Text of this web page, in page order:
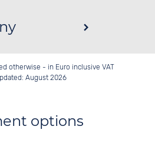
otherwise - in Euro inclusive VAT
August 2026
options